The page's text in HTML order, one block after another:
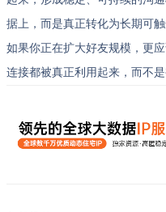
据上，而是真正转化为长期可
如果你正在扩大好友规模，更
连接都被真正利用起来，而不是